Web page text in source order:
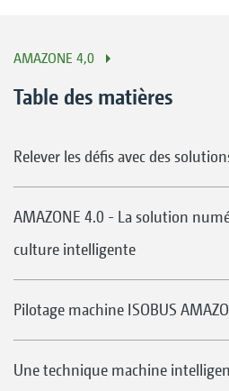
AMAZONE 4,0
Table des matières
Relever les défis avec des
AMAZONE 4.0 - La solution
culture intelligente
Pilotage machine ISOBUS
Une technique machine